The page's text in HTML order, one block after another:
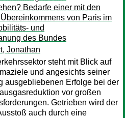
Bedarfe einer mit den
von Paris im
und
des Bundes
Jonathan
steht mit Blick auf
und angesichts seiner
ausgebliebenen Erfolge bei der
vor großen
Getrieben wird der
auch durch eine